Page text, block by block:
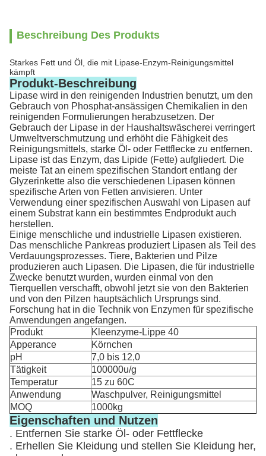
Beschreibung Des Produkts
Starkes Fett und Öl, die mit Lipase-Enzym-Reinigungsmittel
kämpft
Produkt-Beschreibung
Lipase wird in den reinigenden Industrien benutzt, um den
Gebrauch von Phosphat-ansässigen Chemikalien in den
reinigenden Formulierungen herabzusetzen. Der
Gebrauch der Lipase in der Haushaltswäscherei verringert
Umweltverschmutzung und erhöht die Fähigkeit des
Reinigungsmittels, starke Öl- oder Fettflecke zu entfernen.
Lipase ist das Enzym, das Lipide (Fette) aufgliedert. Die
meiste Tat an einem spezifischen Standort entlang der
Glyzerinkette also die verschiedenen Lipasen können
spezifische Arten von Fetten anvisieren. Unter
Verwendung einer spezifischen Auswahl von Lipasen auf
einem Substrat kann ein bestimmtes Endprodukt auch
herstellen.
Einige menschliche und industrielle Lipasen existieren.
Das menschliche Pankreas produziert Lipasen als Teil des
Verdauungsprozesses. Tiere, Bakterien und Pilze
produzieren auch Lipasen. Die Lipasen, die für industrielle
Zwecke benutzt wurden, wurden einmal von den
Tierquellen verschafft, obwohl jetzt sie von den Bakterien
und von den Pilzen hauptsächlich Ursprungs sind.
Forschung hat in die Technik von Enzymen für spezifische
Anwendungen angefangen.
Produkt
Kleenzyme-Lippe 40
Apperance
Körnchen
pH
7,0 bis 12,0
Tätigkeit
100000u/g
Temperatur
15 zu 60C
Anwendung
Waschpulver, Reinigungsmittel
MOQ
1000kg
Eigenschaften und Nutzen
. Entfernen Sie starke Öl- oder Fettflecke
. Erhellen Sie Kleidung und stellen Sie Kleidung her,